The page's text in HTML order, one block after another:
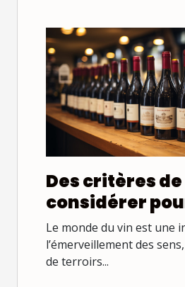
Des critères
considérer
une boutique
Le monde du vin est une
l’émerveillement des
de terroirs...